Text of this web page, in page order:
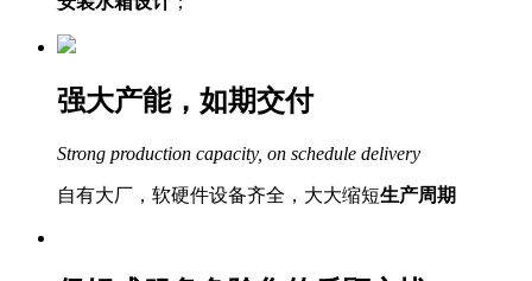
强大产能，如期交付
Strong production capacity, on schedule delivery
自有大厂，软硬件设备齐全，大大缩短生产周期